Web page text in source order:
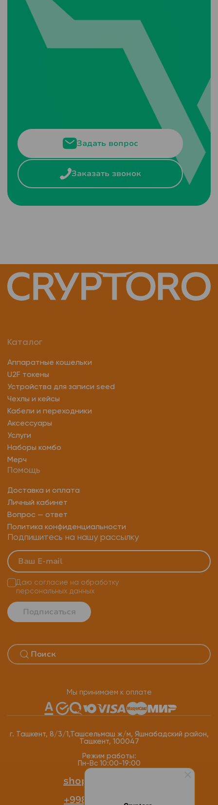
Задать вопрос
Заказать звонок
Каталог
Аппаратные кошельки
U2F токены
Устройства для записи seed
Чехлы и кейсы
Кабели и переходники
Аксессуары
Услуги
Наборы комбо
Мерч
Помощь
Доставка и оплата
Личный кабинет
Вопрос — ответ
Политика конфиденциальности
Подпишитесь на нашу рассылку
Подписаться
Даю согласие на обработку
персональных данных
Мы принимаем к оплате
г. Ташкент, 8/3/1,Ташсельмаш ж/м, Яшнабадский район,
Ташкент, 100047
Режим работы:
Пн-Вс 10:00-19:00
shop@cryptoro.uz
+998 77 118-12-34